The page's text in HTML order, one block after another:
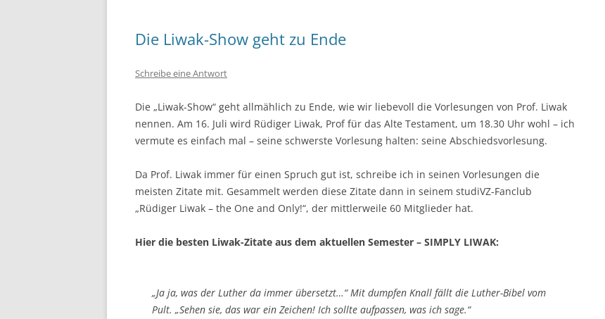
Die Liwak-Show geht zu Ende
Schreibe eine Antwort
Die „Liwak-Show“ geht allmählich zu Ende, wie wir liebevoll die Vorlesungen von Prof. Liwak
nennen. Am 16. Juli wird Rüdiger Liwak, Prof für das Alte Testament, um 18.30 Uhr wohl – ich
vermute es einfach mal – seine schwerste Vorlesung halten: seine Abschiedsvorlesung.
Da Prof. Liwak immer für einen Spruch gut ist, schreibe ich in seinen Vorlesungen die
meisten Zitate mit. Gesammelt werden diese Zitate dann in seinem studiVZ-Fanclub
„Rüdiger Liwak – the One and Only!“, der mittlerweile 60 Mitglieder hat.
Hier die besten Liwak-Zitate aus dem aktuellen Semester – SIMPLY LIWAK:
„Ja ja, was der Luther da immer übersetzt…“ Mit dumpfen Knall fällt die Luther-Bibel vom
Pult. „Sehen sie, das war ein Zeichen! Ich sollte aufpassen, was ich sage.“